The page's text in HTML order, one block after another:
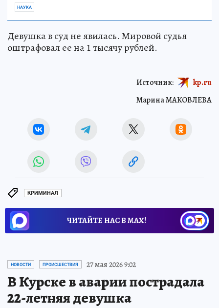
НАУКА
Девушка в суд не явилась. Мировой судья
оштрафовал ее на 1 тысячу рублей.
Марина МАКОВЛЕВА
Источник: kp.ru
КРИМИНАЛ
ЧИТАЙТЕ НАС В МАХ!
НОВОСТИ ПРОИСШЕСТВИЯ 27 мая 2026 9:02
В Курске в аварии пострадала
22-летняя девушка